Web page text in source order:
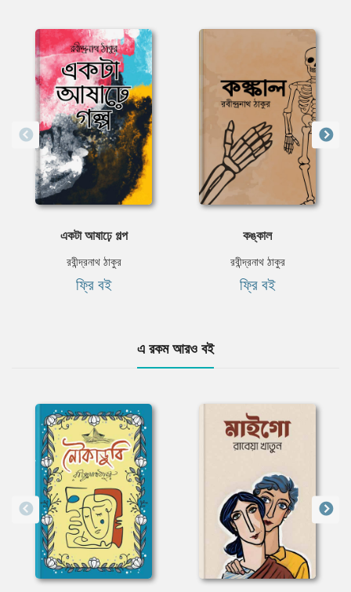
একটা আষাঢ়ে গল্প
রবীন্দ্রনাথ ঠাকুর
ফ্রি বই
কঙ্কাল
রবীন্দ্রনাথ ঠাকুর
ফ্রি বই
এ রকম আরও বই